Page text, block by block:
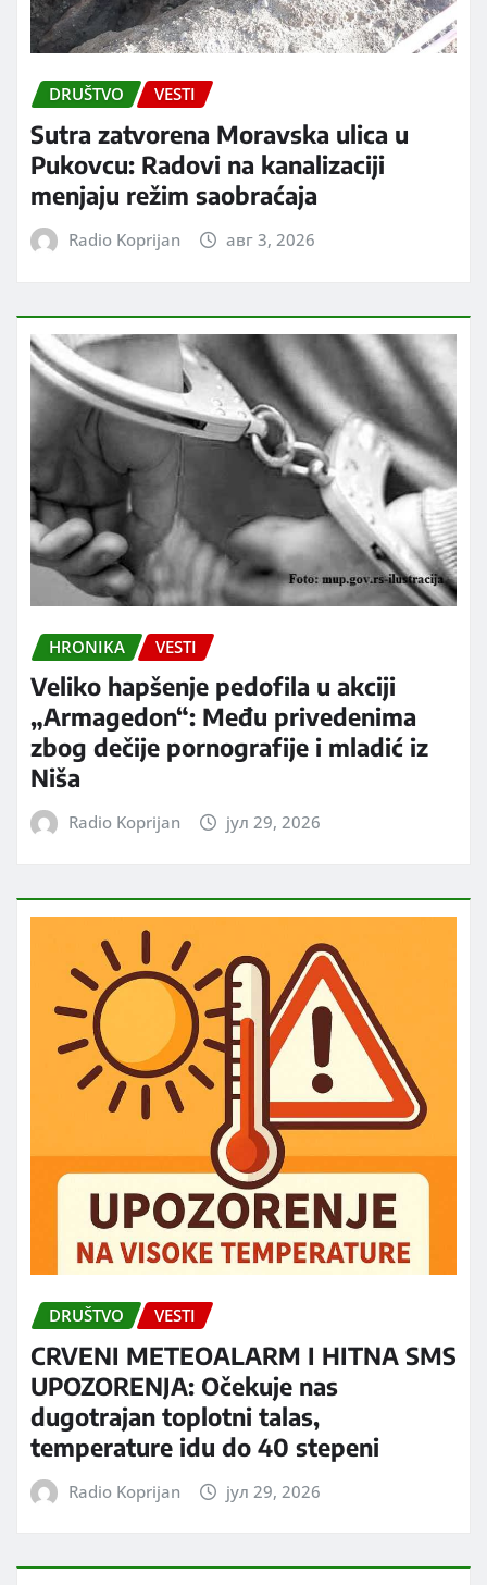
DRUŠTVO VESTI
Sutra zatvorena Moravska ulica u
Pukovcu: Radovi na kanalizaciji
menjaju režim saobraćaja
Radio Koprijan авг 3, 2026
HRONIKA VESTI
Veliko hapšenje pedofila u akciji
„Armagedon“: Među privedenima
zbog dečije pornografije i mladić iz
Niša
Radio Koprijan јул 29, 2026
DRUŠTVO VESTI
CRVENI METEOALARM I HITNA SMS
UPOZORENJA: Očekuje nas
dugotrajan toplotni talas,
temperature idu do 40 stepeni
Radio Koprijan јул 29, 2026